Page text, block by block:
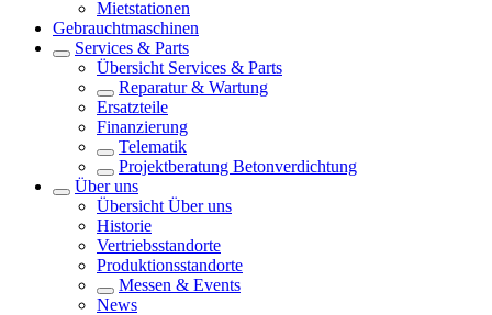
Mietstationen
Gebrauchtmaschinen
Services & Parts
Übersicht Services & Parts
Reparatur & Wartung
Ersatzteile
Finanzierung
Telematik
Projektberatung Betonverdichtung
Über uns
Übersicht Über uns
Historie
Vertriebsstandorte
Produktionsstandorte
Messen & Events
News